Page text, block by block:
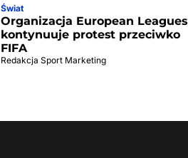
Świat
Organizacja European Leagues
kontynuuje protest przeciwko
FIFA
Redakcja Sport Marketing